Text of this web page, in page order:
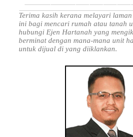
Terima kasih kerana melayari
ini bagi mencari rumah atau tanah
hubungi Ejen Hartanah yang
berminat dengan mana-mana unit
untuk dijual di yang diiklankan.